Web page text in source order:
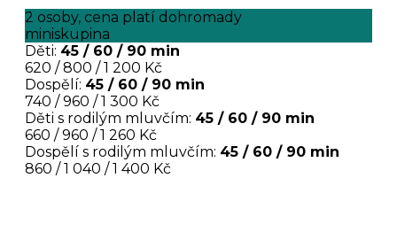
2 osoby, cena platí dohromady
miniskupina
Děti: 45 / 60 / 90 min
620 / 800 / 1 200 Kč
Dospělí: 45 / 60 / 90 min
740 / 960 / 1 300 Kč
Děti s rodilým mluvčím: 45 / 60 / 90 min
660 / 960 / 1 260 Kč
Dospělí s rodilým mluvčím: 45 / 60 / 90 min
860 / 1 040 / 1 400 Kč